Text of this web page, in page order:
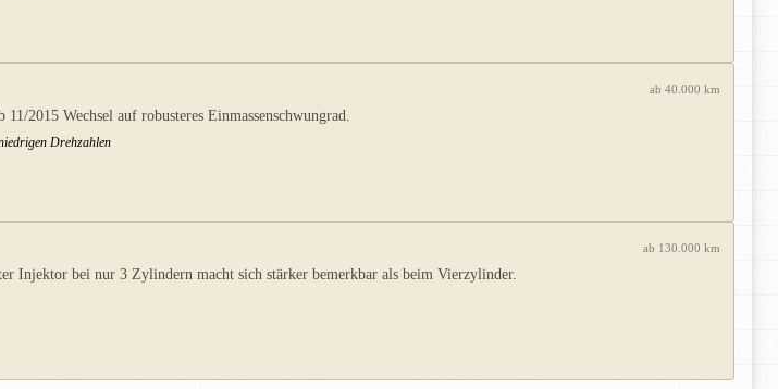
ab 40.000 km
2015 Wechsel auf robusteres Einmassenschwungrad.
Drehzahlen
ab 130.000 km
Injektor bei nur 3 Zylindern macht sich stärker bemerkbar als beim Vierzylinder.